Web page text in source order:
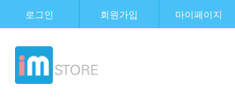
로그인 회원가입 마이페이지